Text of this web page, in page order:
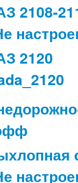
2108-
2120